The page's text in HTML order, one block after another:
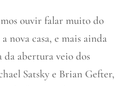
ouvir falar muito do
nova casa, e mais ainda
da abertura veio dos
Satsky e Brian Gefter,